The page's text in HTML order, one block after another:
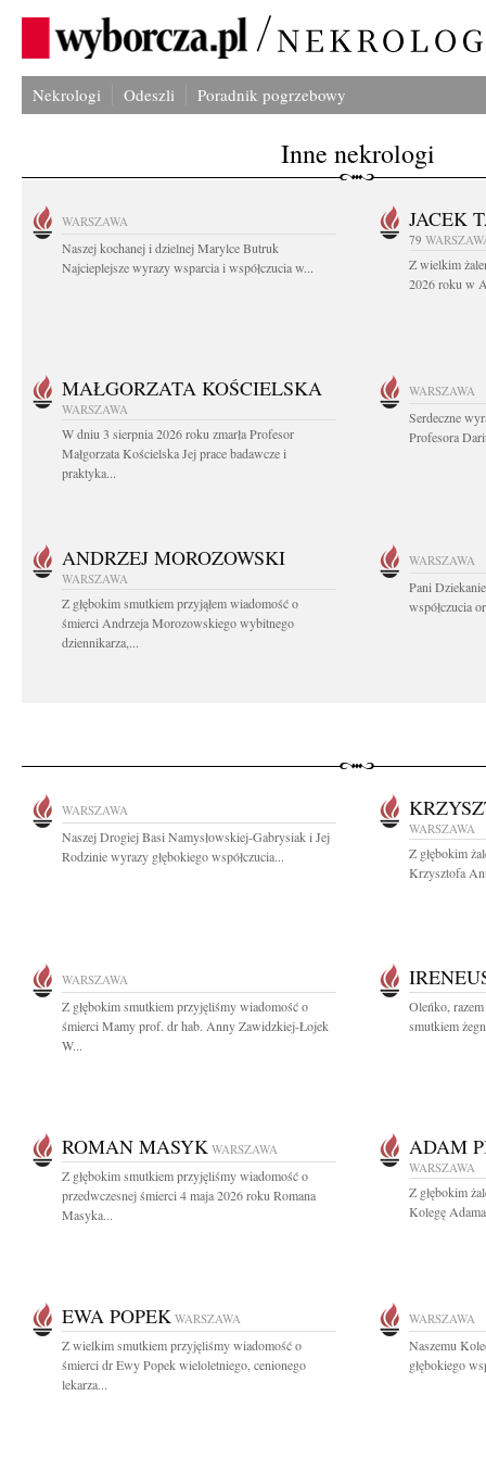
Nekrologi Odeszli Poradnik pogrzebowy
Inne nekrologi
WARSZAWA
Naszej kochanej i dzielnej Marylce Butruk
Najcieplejsze wyrazy wsparcia i współczucia w...
JACEK
79
Z wielkim
2026 roku w
MAŁGORZATA KOŚCIELSKA
WARSZAWA
W dniu 3 sierpnia 2026 roku zmarła Profesor
Małgorzata Kościelska Jej prace badawcze i
praktyka...
WARSZAWA
Serdeczne
Profesora
ANDRZEJ MOROZOWSKI
WARSZAWA
Z głębokim smutkiem przyjąłem wiadomość o
śmierci Andrzeja Morozowskiego wybitnego
dziennikarza,...
WARSZAWA
Pani
współczucia
WARSZAWA
Naszej Drogiej Basi Namysłowskiej-Gabrysiak i Jej
Rodzinie wyrazy głębokiego współczucia...
WARSZAWA
Z głębokim
Krzysztofa
WARSZAWA
Z głębokim smutkiem przyjęliśmy wiadomość o
śmierci Mamy prof. dr hab. Anny Zawidzkiej-Łojek
W...
Oleńko,
smutkiem
ROMAN MASYK WARSZAWA
Z głębokim smutkiem przyjęliśmy wiadomość o
przedwczesnej śmierci 4 maja 2026 roku Romana
Masyka...
ADAM
WARSZAWA
Z głębokim
Kolegę
EWA POPEK WARSZAWA
Z wielkim smutkiem przyjęliśmy wiadomość o
śmierci dr Ewy Popek wieloletniego, cenionego
lekarza...
WARSZAWA
Naszemu
głębokiego